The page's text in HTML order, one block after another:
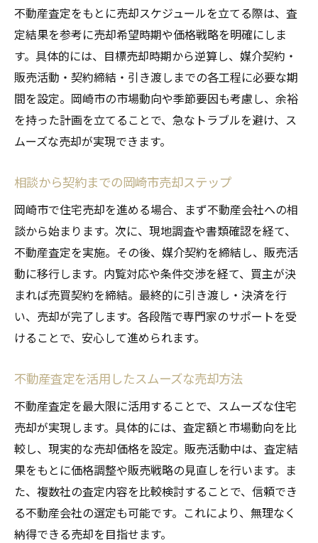
不動産査定をもとに売却スケジュールを立てる際は、査
定結果を参考に売却希望時期や価格戦略を明確にしま
す。具体的には、目標売却時期から逆算し、媒介契約・
販売活動・契約締結・引き渡しまでの各工程に必要な期
間を設定。岡崎市の市場動向や季節要因も考慮し、余裕
を持った計画を立てることで、急なトラブルを避け、ス
ムーズな売却が実現できます。
相談から契約までの岡崎市売却ステップ
岡崎市で住宅売却を進める場合、まず不動産会社への相
談から始まります。次に、現地調査や書類確認を経て、
不動産査定を実施。その後、媒介契約を締結し、販売活
動に移行します。内覧対応や条件交渉を経て、買主が決
まれば売買契約を締結。最終的に引き渡し・決済を行
い、売却が完了します。各段階で専門家のサポートを受
けることで、安心して進められます。
不動産査定を活用したスムーズな売却方法
不動産査定を最大限に活用することで、スムーズな住宅
売却が実現します。具体的には、査定額と市場動向を比
較し、現実的な売却価格を設定。販売活動中は、査定結
果をもとに価格調整や販売戦略の見直しを行います。ま
た、複数社の査定内容を比較検討することで、信頼でき
る不動産会社の選定も可能です。これにより、無理なく
納得できる売却を目指せます。